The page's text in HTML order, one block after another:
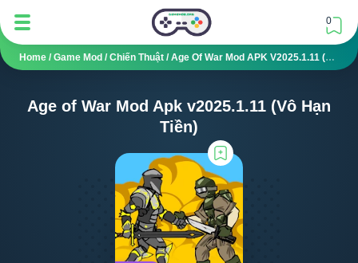
0
Home / Game Mod /Chiến Thuật /Age Of War Mod APK V2025.1.11 (Vô Hạn Tiền)
Age of War Mod Apk v2025.1.11 (Vô Hạn
Tiền)